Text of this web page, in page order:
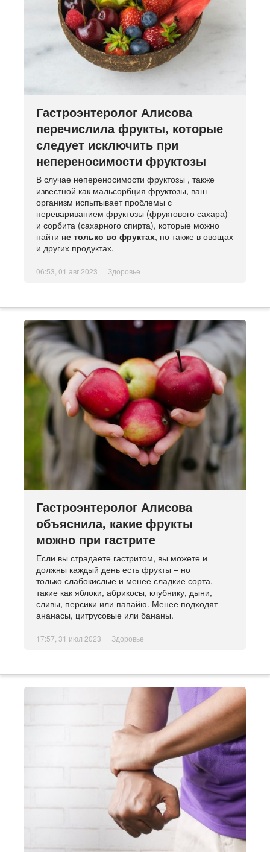
Гастроэнтеролог Алисова
перечислила фрукты, которые
следует исключить при
непереносимости фруктозы
В случае непереносимости фруктозы , также
известной как мальсорбция фруктозы, ваш
организм испытывает проблемы с
перевариванием фруктозы (фруктового сахара)
и сорбита (сахарного спирта), которые можно
найти не только во фруктах, но также в овощах
и других продуктах.
06:53, 01 авг 2023 Здоровье
Гастроэнтеролог Алисова
объяснила, какие фрукты
можно при гастрите
Если вы страдаете гастритом, вы можете и
должны каждый день есть фрукты – но
только слабокислые и менее сладкие сорта,
такие как яблоки, абрикосы, клубнику, дыни,
сливы, персики или папайю. Менее подходят
ананасы, цитрусовые или бананы.
17:57, 31 июл 2023 Здоровье